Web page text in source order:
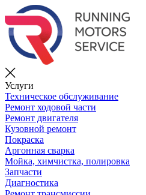
Услуги
Техническое обслуживание
Ремонт ходовой части
Ремонт двигателя
Кузовной ремонт
Покраска
Аргонная сварка
Мойка, химчистка, полировка
Запчасти
Диагностика